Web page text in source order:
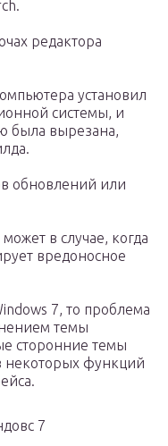
редактора
установил
системы, и
была вырезана,
обновлений или
в случае, когда
вредоносное
7, то проблема
темы
сторонние темы
некоторых функций
7